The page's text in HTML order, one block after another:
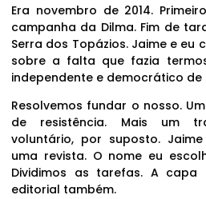
Era novembro de 2014.
campanha da Dilma. Fim de
Serra dos Topázios. Jaime e eu
sobre a falta que fazia
independente e democrático
Resolvemos fundar o nosso.
de resistência. Mais um
voluntário, por suposto.
uma revista. O nome eu
Dividimos as tarefas. A
editorial também.